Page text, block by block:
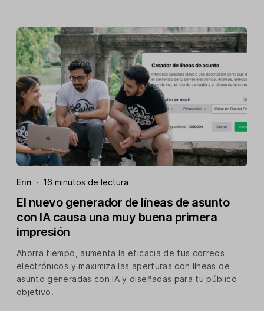
Erin · 16 minutos de lectura
El nuevo generador de líneas de asunto
con IA causa una muy buena primera
impresión
Ahorra tiempo, aumenta la eficacia de tus correos
electrónicos y maximiza las aperturas con líneas de
asunto generadas con IA y diseñadas para tu público
objetivo.